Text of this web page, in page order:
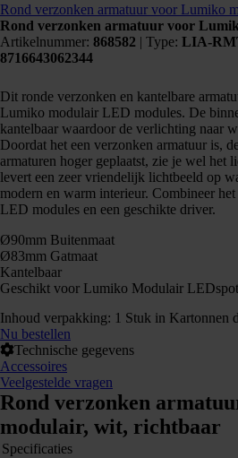
Rond verzonken armatuur voor Lumiko
Rond verzonken armatuur voor
Artikelnummer: 868582 | Type: LIA-
8716643062344
Dit ronde verzonken en kantelbare
Lumiko modulair LED modules. De
kantelbaar waardoor de verlichting naar
Doordat het een verzonken armatuur is,
armaturen hoger geplaatst, zie je wel het
levert een zeer vriendelijk lichtbeeld op
modern en warm interieur. Combineer
LED modules en een geschikte driver.
Ø90mm Buitenmaat
Ø83mm Gatmaat
Kantelbaar
Geschikt voor Lumiko Modulair
Inhoud verpakking: 1 Stuk in Kartonnen
Nu bestellen
Technische gegevens
Accessoires
Veelgestelde vragen
Rond verzonken
modulair, wit, richtbaar
Specificaties